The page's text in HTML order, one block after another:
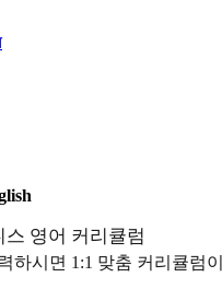
영어 커리큘럼
하시면 1:1 맞춤 커리큘럼